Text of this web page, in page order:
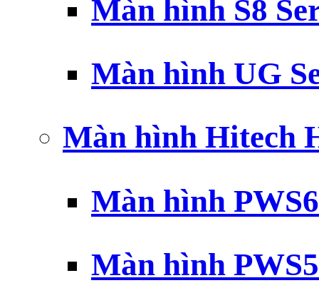
Màn hình S8
Màn hình UG
Màn hình Hitech
Màn hình
Màn hình